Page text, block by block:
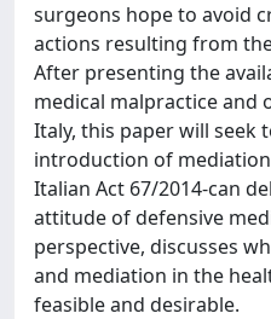
surgeons hope to avoid
actions resulting from
After presenting the
medical malpractice and
Italy, this paper will seek
introduction of
Italian Act 67/2014-can
attitude of defensive
perspective, discusses
and mediation in the
feasible and desirable.